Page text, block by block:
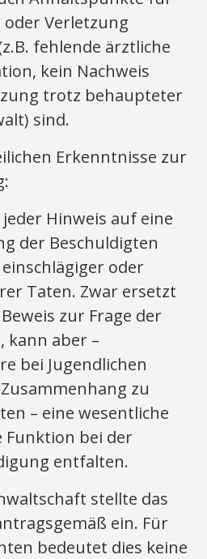
oder Verletzung
fehlende ärztliche
kein Nachweis
trotz behaupteter
sind.​
Erkenntnisse zur
Hinweis auf eine
der Beschuldigten
oder
Taten. Zwar ersetzt
zur Frage der
kann aber –
bei Jugendlichen
zu
– eine wesentliche
Funktion bei der
entfalten.
stellte das
ein. Für
bedeutet dies keine